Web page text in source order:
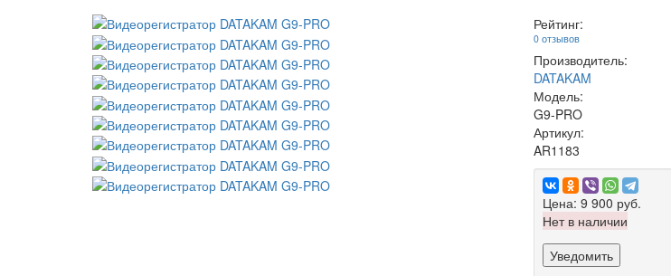
Рейтинг:
0 отзывов
Производитель:
DATAKAM
Модель:
G9-PRO
Артикул:
AR1183
Цена: 9 900 руб.
Нет в наличии
Уведомить